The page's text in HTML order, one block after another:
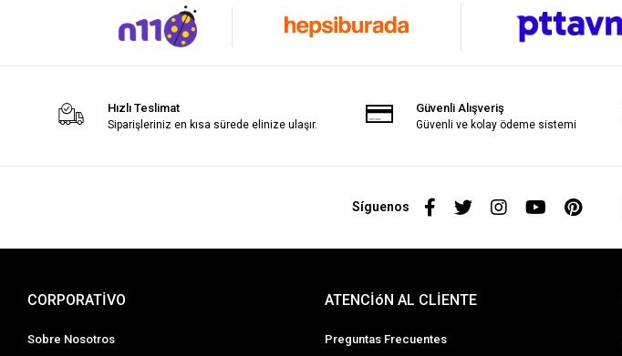
Hızlı Teslimat
Siparişleriniz en kısa sürede elinize ulaşır.
Güvenli Alışveriş
Güvenli ve kolay ödeme sistemi
Síguenos
CORPORATİVO
Sobre Nosotros
ATENCİóN AL CLİENTE
Preguntas Frecuentes